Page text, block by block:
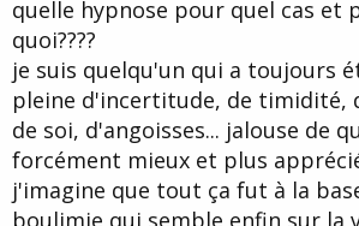
u
s
i
o
quelle hypnose pour quel cas et
quoi????
je suis quelqu'un qui a toujours
pleine d'incertitude, de timidité,
de soi, d'angoisses... jalouse de
forcément mieux et plus
j'imagine que tout ça fut à la